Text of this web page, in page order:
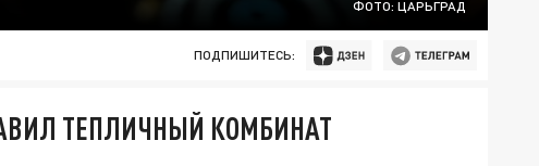
ФОТО: ЦАРЬГРАД
ПОДПИШИТЕСЬ:
ТЕПЛИЧНЫЙ КОМБИНАТ